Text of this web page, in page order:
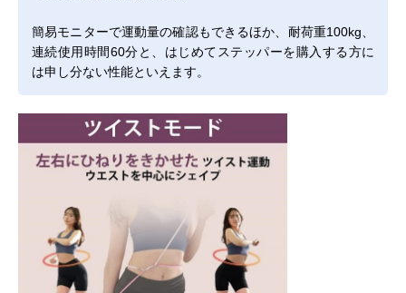
簡易モニターで運動量の確認もできるほか、耐荷重100kg、
連続使用時間60分と、はじめてステッパーを購入する方に
は申し分ない性能といえます。